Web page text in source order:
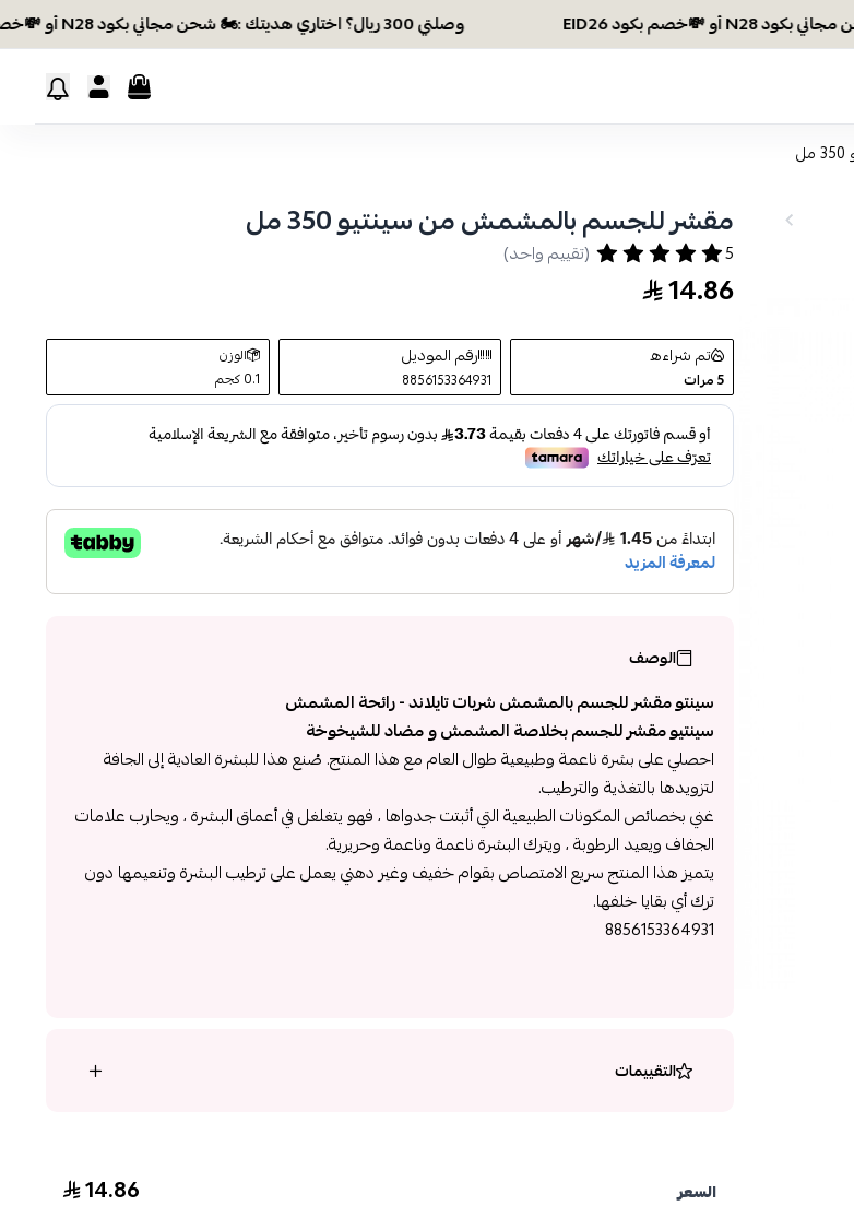
وصلتي 300 ريال؟ اختاري هديتك :🏍 شحن مجاني بكود N28 أو 💸خصم بكود EID26
مقشر للجسم بالمشمش من سينتيو 350 مل
5 (تقييم واحد)
14.86
تم شراءه
5مرات
رقم الموديل
8856153364931
الوزن
0.1 كجم
الوصف
سينتو مقشر للجسم بالمشمش شربات تايلاند - رائحة المشمش
سينتيو مقشر للجسم بخلاصة المشمش و مضاد للشيخوخة
احصلي على بشرة ناعمة وطبيعية طوال العام مع هذا المنتج. صُنع هذا للبشرة العادية إلى الجافة
لتزويدها بالتغذية والترطيب.
غني بخصائص المكونات الطبيعية التي أثبتت جدواها ، فهو يتغلغل في أعماق البشرة ، ويحارب علامات
الجفاف ويعيد الرطوبة ، ويترك البشرة ناعمة وناعمة وحريرية.
يتميز هذا المنتج سريع الامتصاص بقوام خفيف وغير دهني يعمل على ترطيب البشرة وتنعيمها دون
ترك أي بقايا خلفها.
8856153364931
التقييمات
السعر 14.86